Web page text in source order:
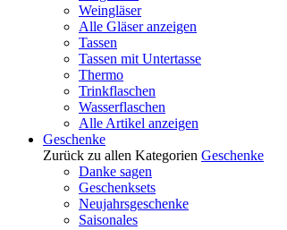
Weingläser
Alle Gläser anzeigen
Tassen
Tassen mit Untertasse
Thermo
Trinkflaschen
Wasserflaschen
Alle Artikel anzeigen
Geschenke
Zurück zu allen Kategorien Geschenke
Danke sagen
Geschenksets
Neujahrsgeschenke
Saisonales